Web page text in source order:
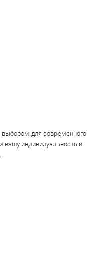
выбором для современного
индивидуальность и